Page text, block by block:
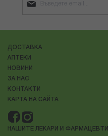
ДОСТАВКА
АПТЕКИ
НОВИНИ
ЗА НАС
КОНТАКТИ
КАРТА НА САЙТА
НАШИТЕ ЛЕКАРИ И ФАРМАЦЕВТИ